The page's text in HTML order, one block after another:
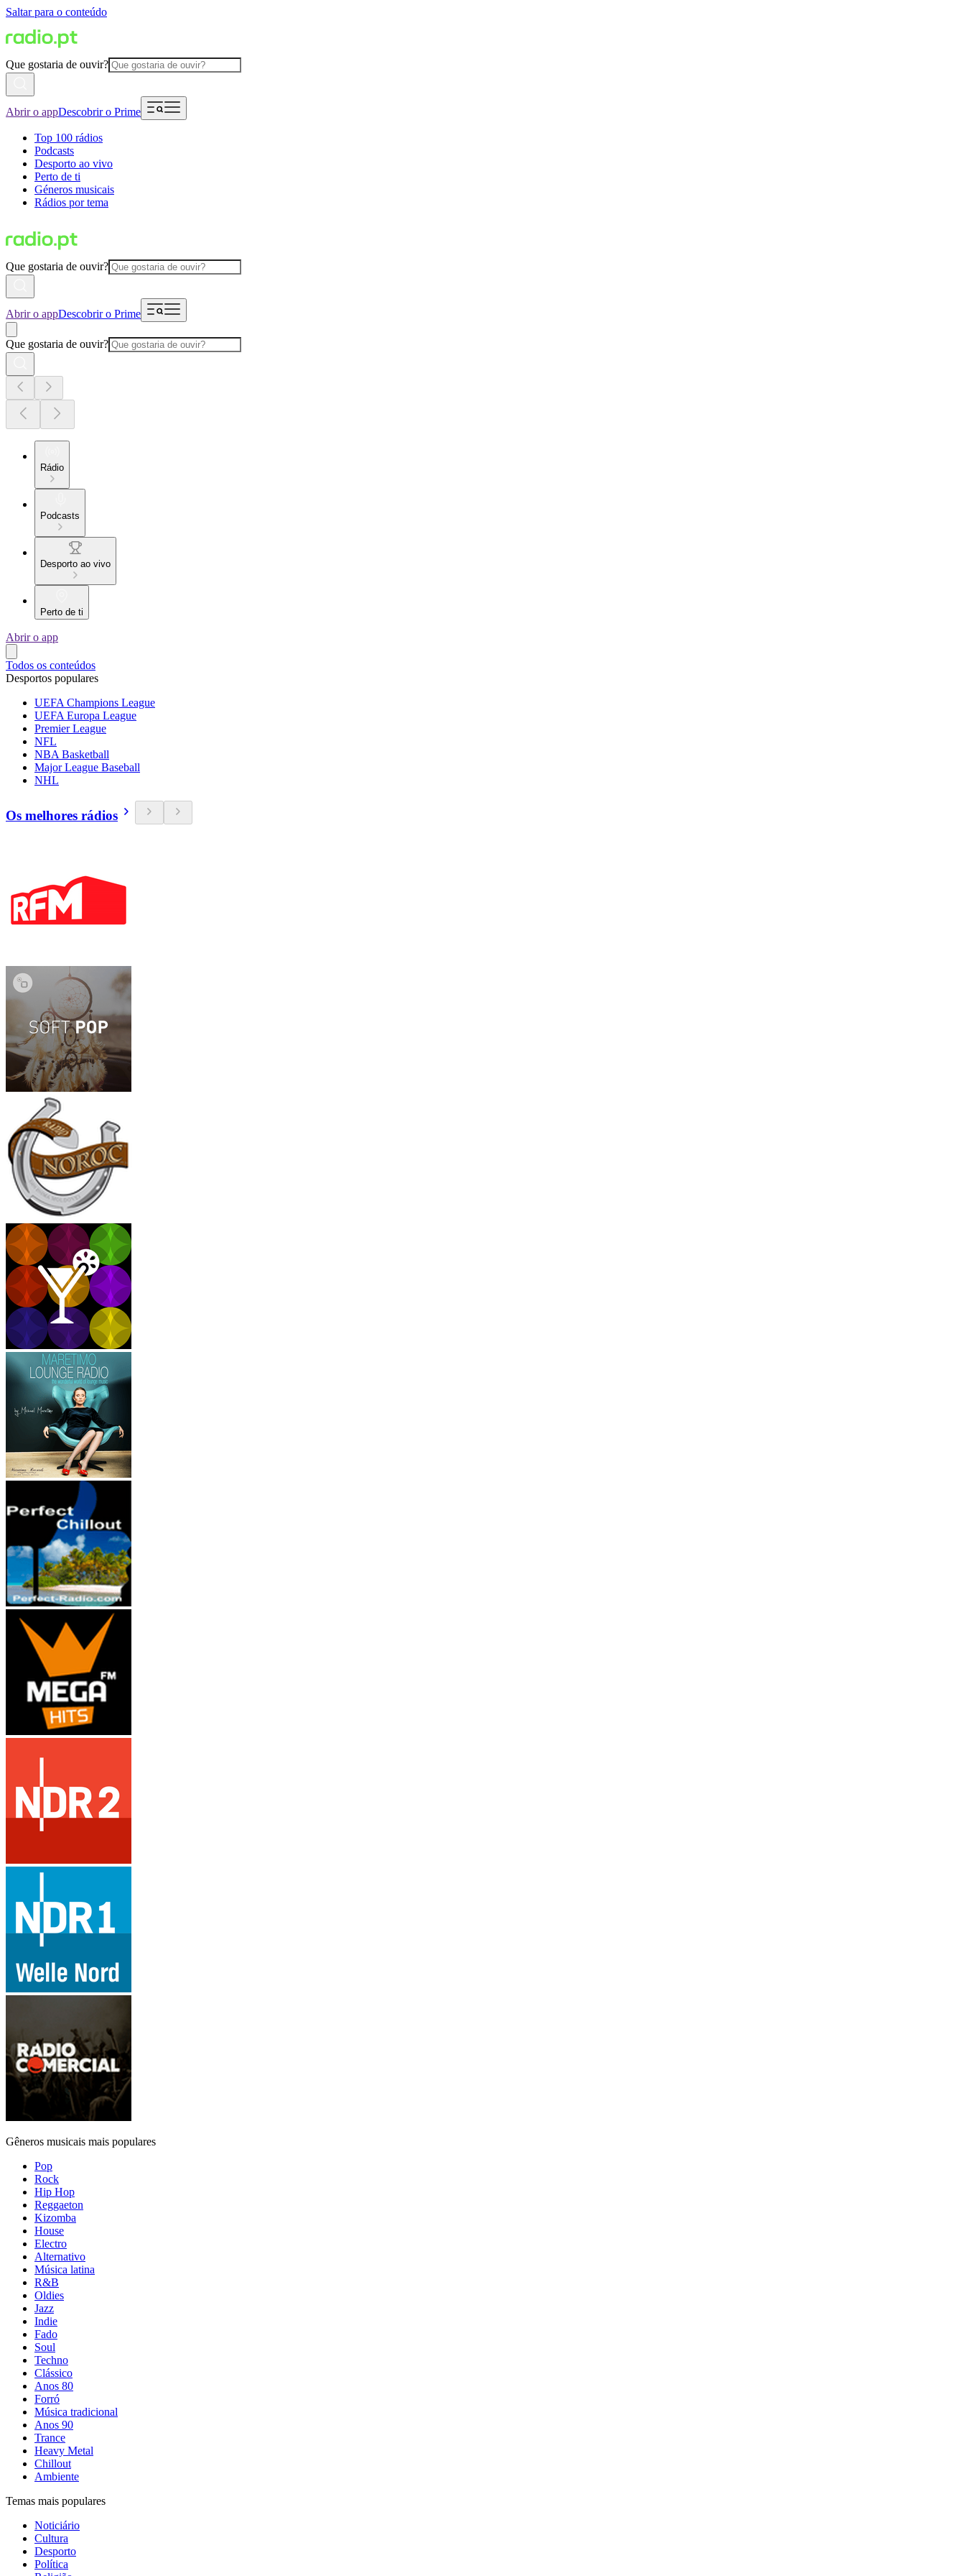
Saltar para o conteúdo
Que gostaria de ouvir?
Abrir o appDescobrir o Prime
Top 100 rádios
Podcasts
Desporto ao vivo
Perto de ti
Géneros musicais
Rádios por tema
Que gostaria de ouvir?
Abrir o appDescobrir o Prime
Que gostaria de ouvir?
Rádio
Podcasts
Desporto ao vivo
Perto de ti
Abrir o app
Todos os conteúdos
Desportos populares
UEFA Champions League
UEFA Europa League
Premier League
NFL
NBA Basketball
Major League Baseball
NHL
Os melhores rádios
Gêneros musicais mais populares
Pop
Rock
Hip Hop
Reggaeton
Kizomba
House
Electro
Alternativo
Música latina
R&B
Oldies
Jazz
Indie
Fado
Soul
Techno
Clássico
Anos 80
Forró
Música tradicional
Anos 90
Trance
Heavy Metal
Chillout
Ambiente
Temas mais populares
Noticiário
Cultura
Desporto
Política